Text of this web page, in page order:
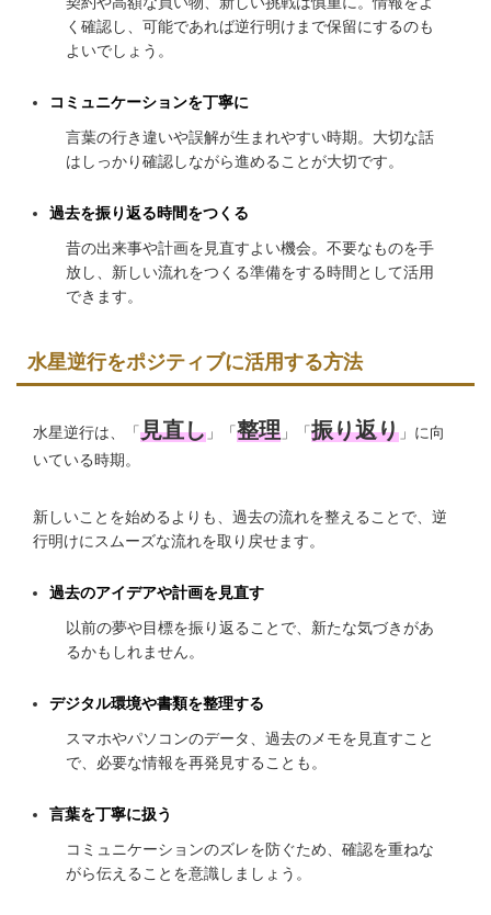
く確認し、可能であれば逆行明けまで保留にするのも
よいでしょう。
コミュニケーションを丁寧に
言葉の行き違いや誤解が生まれやすい時期。大切な話
はしっかり確認しながら進めることが大切です。
過去を振り返る時間をつくる
昔の出来事や計画を見直すよい機会。不要なものを手
放し、新しい流れをつくる準備をする時間として活用
できます。
水星逆行をポジティブに活用する方法
水星逆行は、「見直し 」「整理 」「振り返り 」に向
いている時期。
新しいことを始めるよりも、過去の流れを整えることで、逆
行明けにスムーズな流れを取り戻せます。
過去のアイデアや計画を見直す
以前の夢や目標を振り返ることで、新たな気づきがあ
るかもしれません。
デジタル環境や書類を整理する
スマホやパソコンのデータ、過去のメモを見直すこと
で、必要な情報を再発見することも。
言葉を丁寧に扱う
コミュニケーションのズレを防ぐため、確認を重ねな
がら伝えることを意識しましょう。